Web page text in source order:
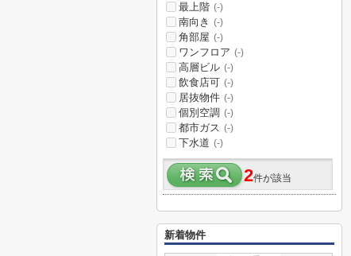
最上階 (-)
南向き (-)
角部屋 (-)
ワンフロア (-)
高層ビル (-)
飲食店可 (-)
居抜物件 (-)
個別空調 (-)
都市ガス (-)
下水道 (-)
2件が該当
新着物件